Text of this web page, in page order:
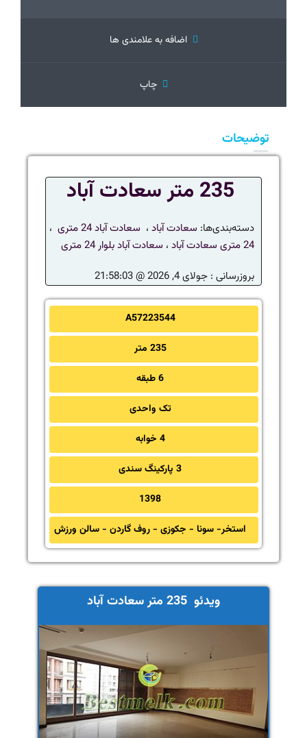
اضافه به علامندی ها
چاپ
توضیحات
235 متر سعادت آباد
دسته‌بندی‌ها: سعادت آباد ، سعادت آباد 24 متری
،
24 متری سعادت آباد
، سعادت آباد بلوار 24 متری
بروزرسانی : جولای 4, 2026 @ 21:58:03
A57223544
235 متر
6 طبقه
تک واحدی
4 خوابه
3 پارکینگ سندی
1398
استخر- سونا - جکوزی - روف گاردن - سالن ورزش
ویدئو 235 متر سعادت آباد